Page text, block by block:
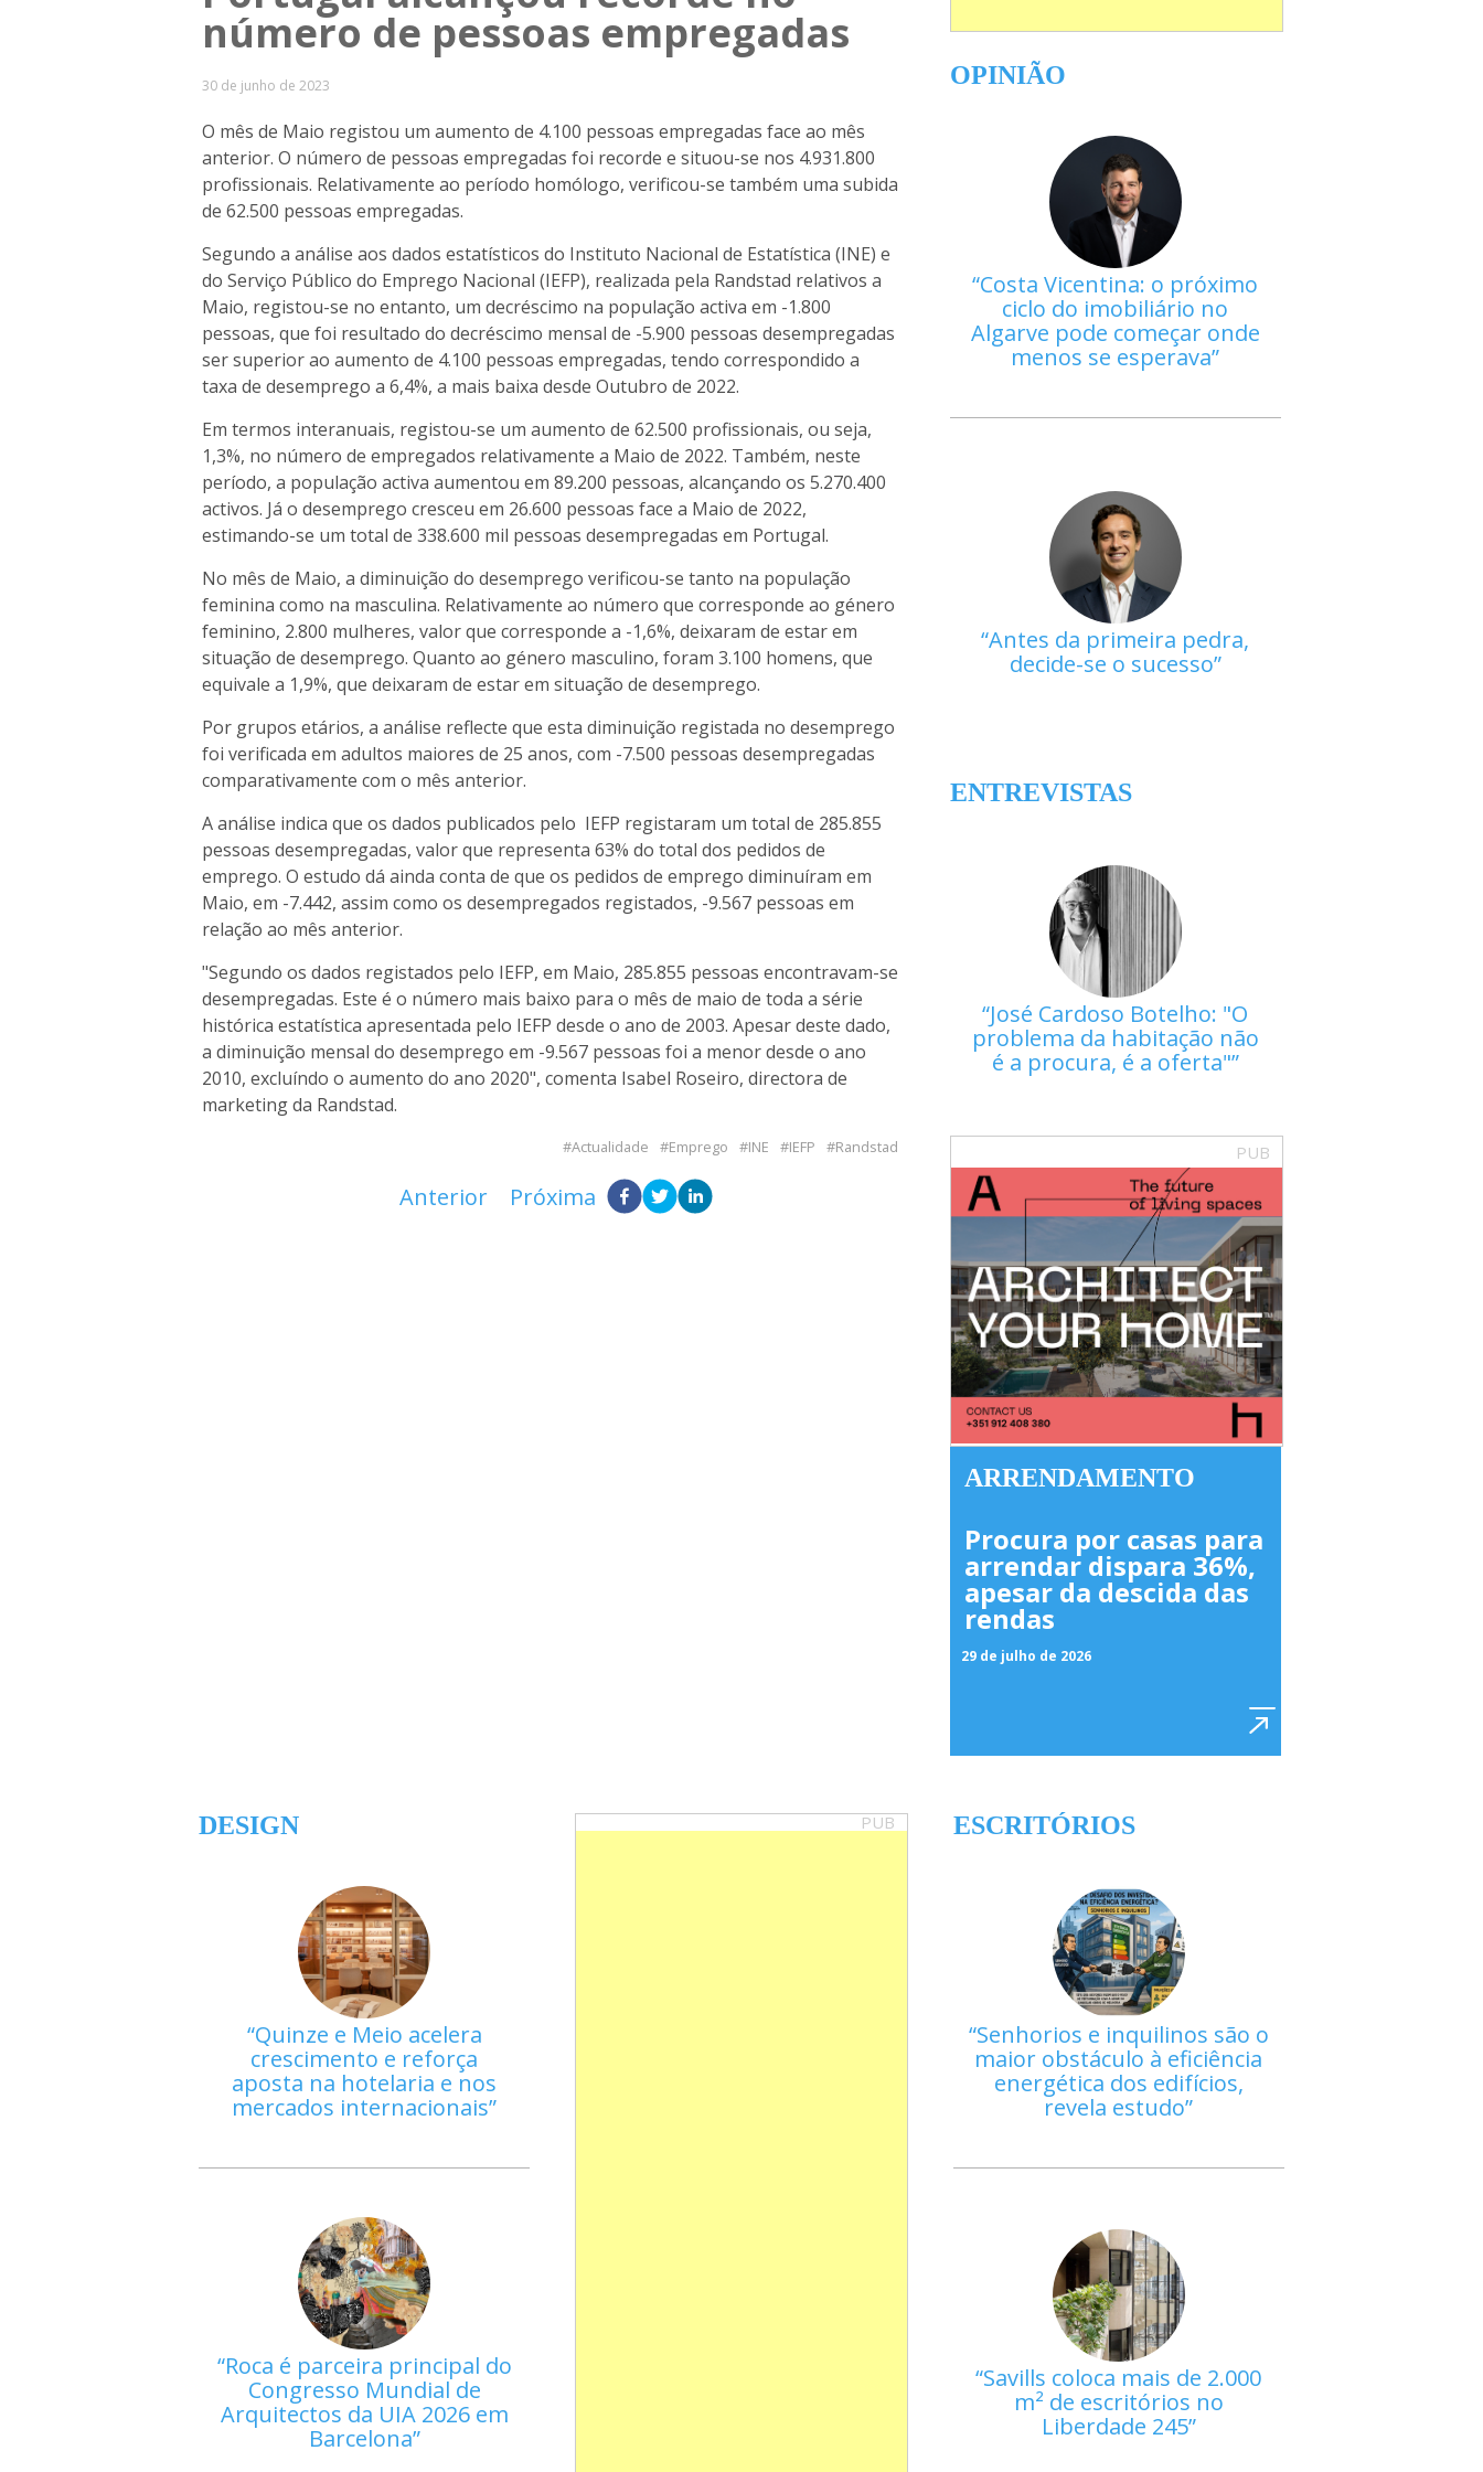
número de pessoas empregadas
30 de junho de 2023
O mês de Maio registou um aumento de 4.100 pessoas empregadas face ao mês
anterior. O número de pessoas empregadas foi recorde e situou-se nos 4.931.800
profissionais. Relativamente ao período homólogo, verificou-se também uma subida
de 62.500 pessoas empregadas.
Segundo a análise aos dados estatísticos do Instituto Nacional de Estatística (INE) e
do Serviço Público do Emprego Nacional (IEFP), realizada pela Randstad relativos a
Maio, registou-se no entanto, um decréscimo na população activa em -1.800
pessoas, que foi resultado do decréscimo mensal de -5.900 pessoas desempregadas
ser superior ao aumento de 4.100 pessoas empregadas, tendo correspondido a
taxa de desemprego a 6,4%, a mais baixa desde Outubro de 2022.
Em termos interanuais, registou-se um aumento de 62.500 profissionais, ou seja,
1,3%, no número de empregados relativamente a Maio de 2022. Também, neste
período, a população activa aumentou em 89.200 pessoas, alcançando os 5.270.400
activos. Já o desemprego cresceu em 26.600 pessoas face a Maio de 2022,
estimando-se um total de 338.600 mil pessoas desempregadas em Portugal.
No mês de Maio, a diminuição do desemprego verificou-se tanto na população
feminina como na masculina. Relativamente ao número que corresponde ao género
feminino, 2.800 mulheres, valor que corresponde a -1,6%, deixaram de estar em
situação de desemprego. Quanto ao género masculino, foram 3.100 homens, que
equivale a 1,9%, que deixaram de estar em situação de desemprego.
Por grupos etários, a análise reflecte que esta diminuição registada no desemprego
foi verificada em adultos maiores de 25 anos, com -7.500 pessoas desempregadas
comparativamente com o mês anterior.
A análise indica que os dados publicados pelo IEFP registaram um total de 285.855
pessoas desempregadas, valor que representa 63% do total dos pedidos de
emprego. O estudo dá ainda conta de que os pedidos de emprego diminuíram em
Maio, em -7.442, assim como os desempregados registados, -9.567 pessoas em
relação ao mês anterior.
"Segundo os dados registados pelo IEFP, em Maio, 285.855 pessoas encontravam-se
desempregadas. Este é o número mais baixo para o mês de maio de toda a série
histórica estatística apresentada pelo IEFP desde o ano de 2003. Apesar deste dado,
a diminuição mensal do desemprego em -9.567 pessoas foi a menor desde o ano
2010, excluíndo o aumento do ano 2020", comenta Isabel Roseiro, directora de
marketing da Randstad.
Actualidade Emprego INE IEFP Randstad
Anterior Próxima
OPINIÃO
Costa Vicentina: o próximo
ciclo do imobiliário no
Algarve pode começar onde
menos se esperava
Antes da primeira pedra,
decide-se o sucesso
ENTREVISTAS
José Cardoso Botelho: "O
problema da habitação não
é a procura, é a oferta"
PUB
ARRENDAMENTO
Procura por casas para
arrendar dispara 36%,
apesar da descida das
rendas
29 de julho de 2026
DESIGN
Quinze e Meio acelera
crescimento e reforça
aposta na hotelaria e nos
mercados internacionais
Roca é parceira principal do
Congresso Mundial de
Arquitectos da UIA 2026 em
Barcelona
PUB ESCRITÓRIOS
Senhorios e inquilinos são o
maior obstáculo à eficiência
energética dos edifícios,
revela estudo
Savills coloca mais de 2.000
m² de escritórios no
Liberdade 245